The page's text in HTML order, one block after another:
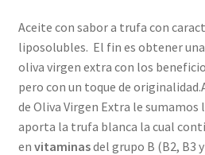
Aceite con sabor a trufa con
liposolubles. El fin es obtener
oliva virgen extra con los
pero con un toque de
de Oliva Virgen Extra le sumamos
aporta la trufa blanca la cual
en vitaminasdel grupo B (B2, B3